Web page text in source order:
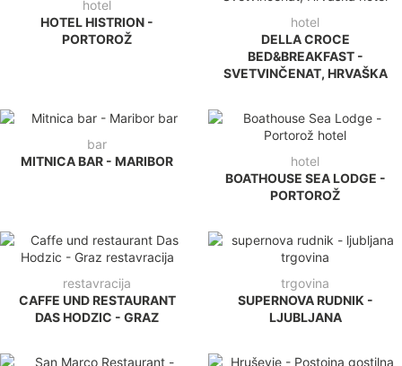
hotel
HOTEL HISTRION -
PORTOROŽ
hotel
DELLA CROCE
BED&BREAKFAST -
SVETVINČENAT, HRVAŠKA
bar
MITNICA BAR - MARIBOR
hotel
BOATHOUSE SEA LODGE -
PORTOROŽ
restavracija
CAFFE UND RESTAURANT
DAS HODZIC - GRAZ
trgovina
SUPERNOVA RUDNIK -
LJUBLJANA